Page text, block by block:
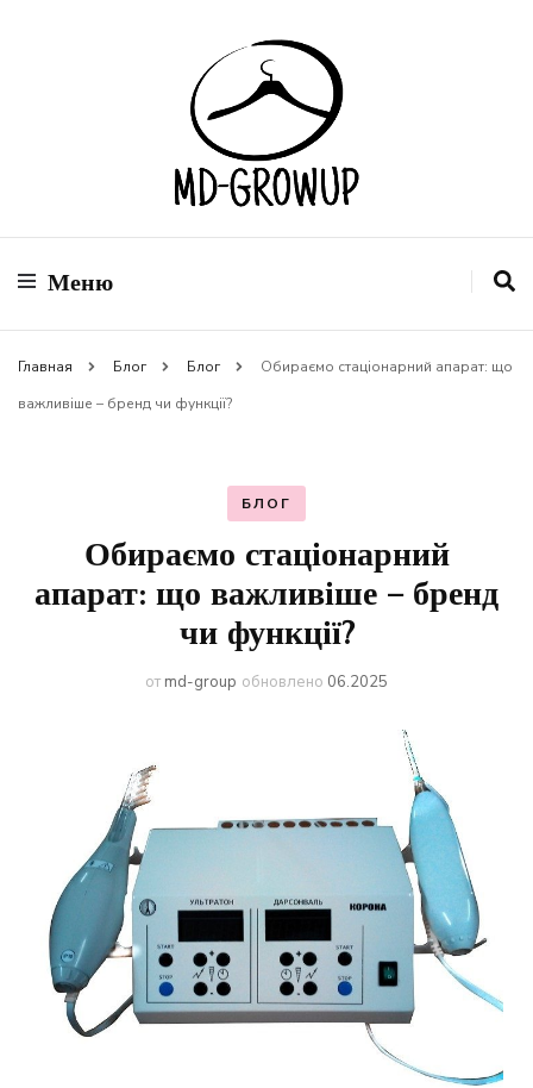
MD-GROWUP
Сеть магазинов модной одежды
Меню
Главная Блог Блог
Обираємо стаціонарний апарат: що
важливіше – бренд чи функції?
БЛОГ
Обираємо стаціонарний
апарат: що важливіше – бренд
чи функції?
от md-group обновлено 06.2025